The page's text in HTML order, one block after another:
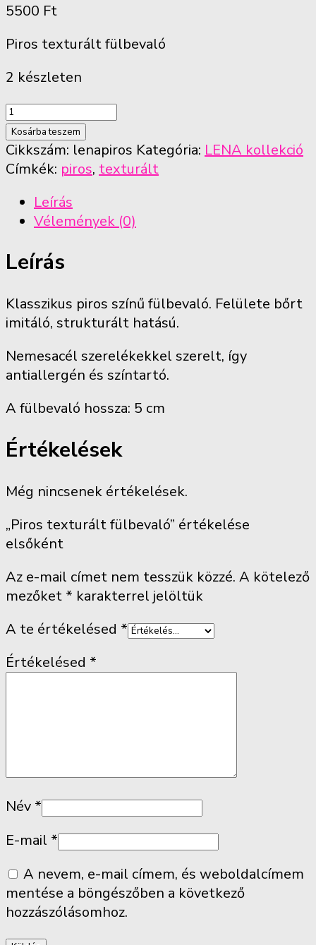
5500 Ft
Piros texturált fülbevaló
2 készleten
Piros
texturált
fülbevaló
mennyiség
Kosárba teszem
Cikkszám: lenapiros Kategória: LENA kollekció
Címkék: piros, texturált
Leírás
Vélemények (0)
Leírás
Klasszikus piros színű fülbevaló. Felülete bőrt
imitáló, strukturált hatású.
Nemesacél szerelékekkel szerelt, így
antiallergén és színtartó.
A fülbevaló hossza: 5 cm
Értékelések
Még nincsenek értékelések.
„Piros texturált fülbevaló” értékelése
elsőként
Az e-mail címet nem tesszük közzé. A kötelező
mezőket * karakterrel jelöltük
A te értékelésed *
Értékelésed *
Név *
E-mail *
A nevem, e-mail címem, és weboldalcímem
mentése a böngészőben a következő
hozzászólásomhoz.